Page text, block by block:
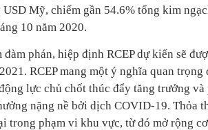
USD Mỹ, chiếm gần 54.6% tổng kim
10 năm 2020.
đàm phán, hiệp định RCEP dự kiến sẽ
RCEP mang một ý nghĩa quan
lực chủ chốt thúc đẩy tăng trưởng
nặng nề bởi dịch COVID-19. Thỏa
trong phạm vi khu vực, từ đó mở rộng